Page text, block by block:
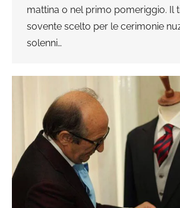
mattina o nel primo pomeriggio. Il
sovente scelto per le cerimonie
solenni…